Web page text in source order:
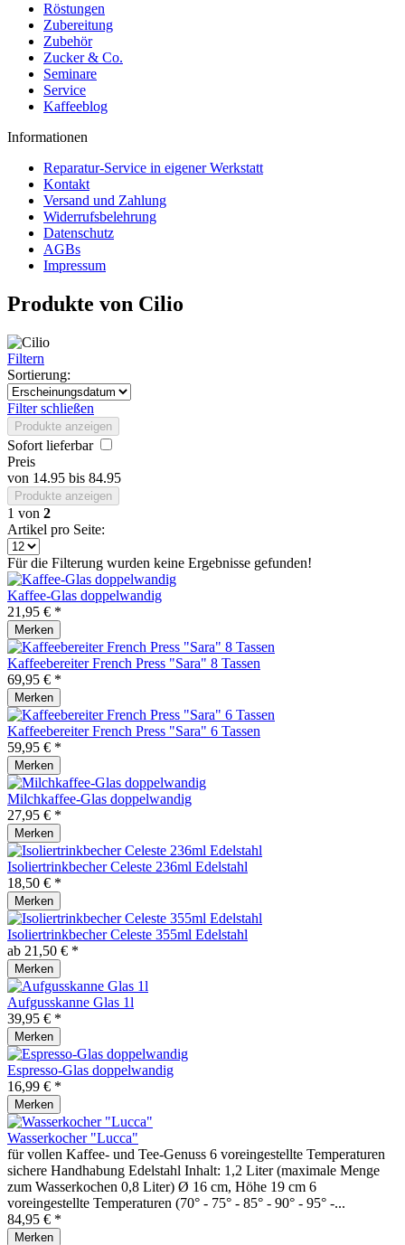
Röstungen
Zubereitung
Zubehör
Zucker & Co.
Seminare
Service
Kaffeeblog
Informationen
Reparatur-Service in eigener Werkstatt
Kontakt
Versand und Zahlung
Widerrufsbelehrung
Datenschutz
AGBs
Impressum
Produkte von Cilio
Filtern
Sortierung:
Filter schließen
Produkte anzeigen
Sofort lieferbar
Preis
von 14.95 bis 84.95
Produkte anzeigen
1 von 2
Artikel pro Seite:
Für die Filterung wurden keine Ergebnisse gefunden!
Kaffee-Glas doppelwandig
21,95 € *
Merken
Kaffeebereiter French Press "Sara" 8 Tassen
69,95 € *
Merken
Kaffeebereiter French Press "Sara" 6 Tassen
59,95 € *
Merken
Milchkaffee-Glas doppelwandig
27,95 € *
Merken
Isoliertrinkbecher Celeste 236ml Edelstahl
18,50 € *
Merken
Isoliertrinkbecher Celeste 355ml Edelstahl
ab 21,50 € *
Merken
Aufgusskanne Glas 1l
39,95 € *
Merken
Espresso-Glas doppelwandig
16,99 € *
Merken
Wasserkocher "Lucca"
für vollen Kaffee- und Tee-Genuss 6 voreingestellte Temperaturen
sichere Handhabung Edelstahl Inhalt: 1,2 Liter (maximale Menge
zum Wasserkochen 0,8 Liter) Ø 16 cm, Höhe 19 cm 6
voreingestellte Temperaturen (70° - 75° - 85° - 90° - 95° -...
84,95 € *
Merken